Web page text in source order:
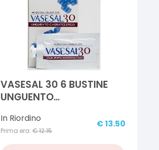
VASESAL 30 6 BUSTINE
UNGUENTO
In Riordino
Prima era: €12.15
€13.50